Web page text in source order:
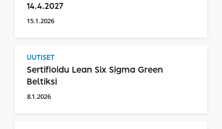
14.4.2027
15.1.2026
UUTISET
Sertifioidu Lean Six Sigma Green
Beltiksi
8.1.2026